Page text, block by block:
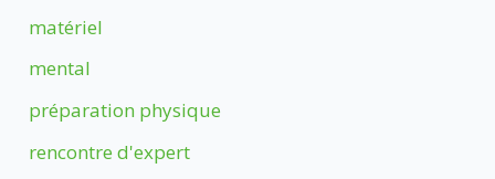
matériel
mental
préparation physique
rencontre d'expert